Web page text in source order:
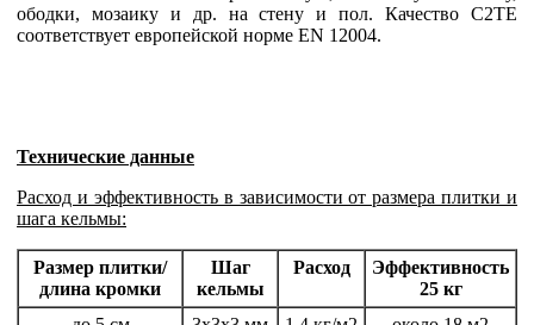
ободки, мозаику и др. на стену и пол. Качество C2TE
соответствует европейской норме EN 12004.
Технические данные
Расход и эффективность в зависимости от размера плитки и
шага кельмы:
Размер плитки/
длина кромки
Шаг
кельмы
Расход
Эффективность
25 кг